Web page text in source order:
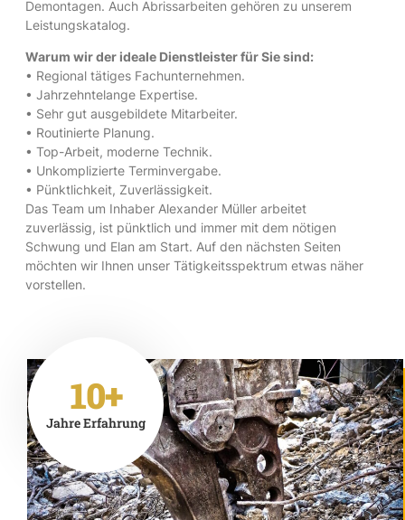
Demontagen. Auch Abrissarbeiten gehören zu unserem
Leistungskatalog.
Warum wir der ideale Dienstleister für Sie sind:
• Regional tätiges Fachunternehmen.
• Jahrzehntelange Expertise.
• Sehr gut ausgebildete Mitarbeiter.
• Routinierte Planung.
• Top-Arbeit, moderne Technik.
• Unkomplizierte Terminvergabe.
• Pünktlichkeit, Zuverlässigkeit.
Das Team um Inhaber Alexander Müller arbeitet
zuverlässig, ist pünktlich und immer mit dem nötigen
Schwung und Elan am Start. Auf den nächsten Seiten
möchten wir Ihnen unser Tätigkeitsspektrum etwas näher
vorstellen.
10+
Jahre Erfahrung